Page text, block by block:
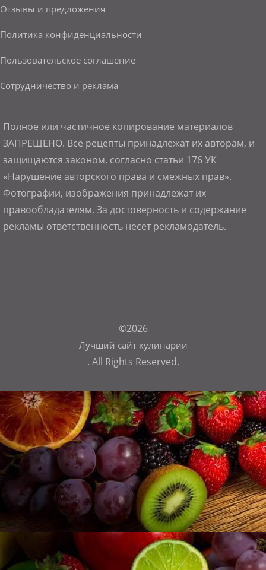
Отзывы и предложения
Политика конфиденциальности
Пользовательское соглашение
Сотрудничество и реклама
Полное или частичное копирование материалов
ЗАПРЕЩЕНО. Все рецепты принадлежат их авторам, и
защищаются законом, согласно статьи 176 УК
«Нарушение авторского права и смежных прав».
Фотографии, изображения принадлежат их
правообладателям. За достоверность и содержание
рекламы ответственность несет рекламодатель.
©2026
Лучший сайт кулинарии
. All Rights Reserved.